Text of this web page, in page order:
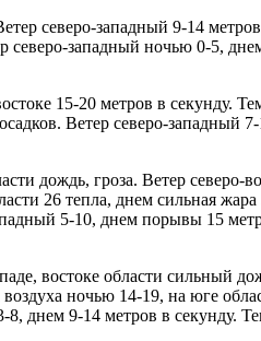
северо-западный 9-14
западный ночью 0-5,
15-20 метров в секунду.
Ветер северо-западный
дождь, гроза. Ветер северо-
26 тепла, днем сильная
5-10, днем порывы 15
востоке области сильный
ночью 14-19, на юге
днем 9-14 метров в секунду.